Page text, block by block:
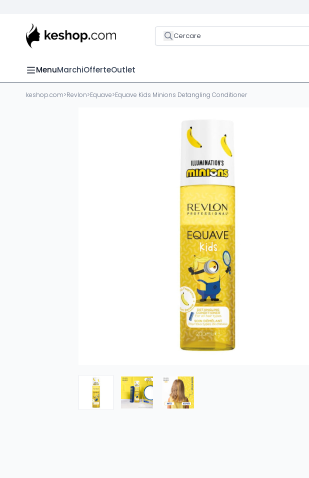
Cercare
MenuMarchiOfferteOutlet
keshop.com>Revlon>Equave>Equave Kids Minions Detangling Conditioner